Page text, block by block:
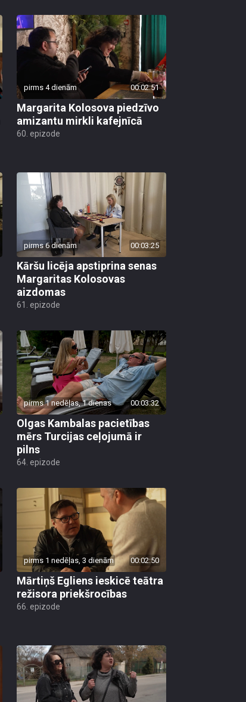
pirms 4 dienām 00:02:51
Margarita Kolosova piedzīvo
amizantu mirkli kafejnīcā
60. epizode
pirms 6 dienām 00:03:25
Kāršu licēja apstiprina senas
Margaritas Kolosovas
aizdomas
61. epizode
pirms 1 nedēļas, 1 dienas 00:03:32
Olgas Kambalas pacietības
mērs Turcijas ceļojumā ir
pilns
64. epizode
pirms 1 nedēļas, 3 dienām 00:02:50
Mārtiņš Egliens ieskicē teātra
režisora priekšrocības
66. epizode